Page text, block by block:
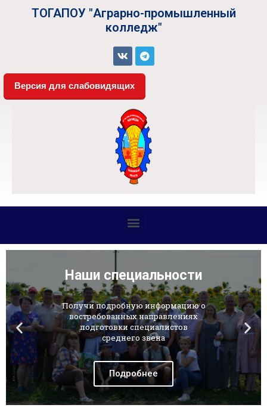
ТОГАПОУ "Аграрно-промышленный
колледж"
Версия для слабовидящих